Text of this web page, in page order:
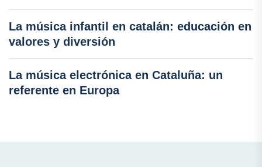
La música infantil en catalán: educación en
valores y diversión
La música electrónica en Cataluña: un
referente en Europa